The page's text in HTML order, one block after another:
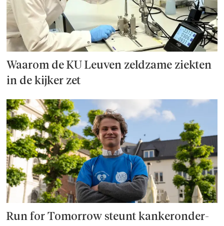
Waarom de KU Leuven zeldzame ziekten
in de kijker zet
Run for Tomorrow steunt kanker­onder­